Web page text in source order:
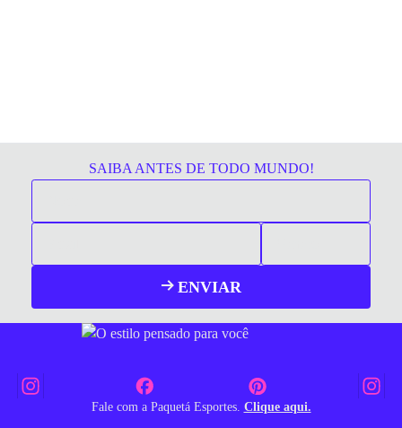
SAIBA ANTES DE TODO MUNDO!
ENVIAR
Fale com a Paquetá Esportes. Clique aqui.